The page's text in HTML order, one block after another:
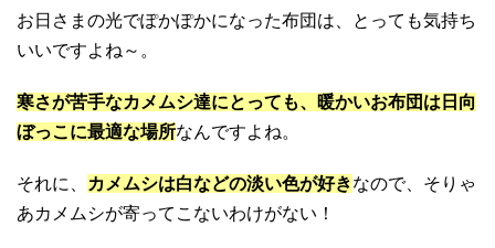
お日さまの光でぽかぽかになった布団は、とっても気持ち
いいですよね～。
寒さが苦手なカメムシ達にとっても、暖かいお布団は日向
ぼっこに最適な場所なんですよね。
それに、 カメムシは白などの淡い色が好きなので、そりゃ
あカメムシが寄ってこないわけがない！